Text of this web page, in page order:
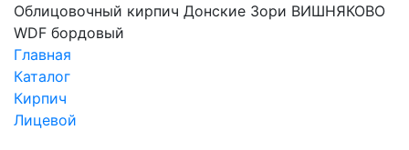
Облицовочный кирпич Донские Зори ВИШНЯКОВО
WDF бордовый
Главная
Каталог
Кирпич
Лицевой